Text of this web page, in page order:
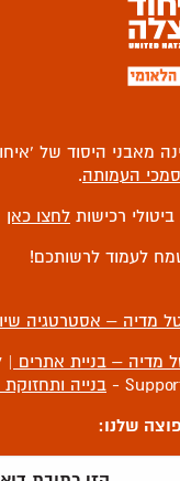
מאבני היסוד של
העמותה.
רכישות לחצו כאן
לעמוד לרשותכם!
מדיה – אסטרטגיה
מדיה – בניית אתרים |
בנייה
שלנו: